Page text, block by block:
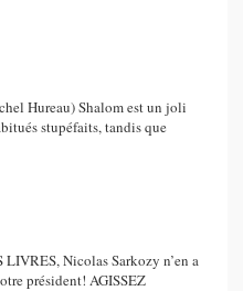
Hureau) Shalom est un joli
stupéfaits, tandis que
Nicolas Sarkozy n’en a
président! AGISSEZ